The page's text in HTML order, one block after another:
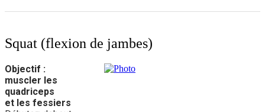
Squat (flexion de jambes)
Objectif :
muscler les
quadriceps
et les fessiers